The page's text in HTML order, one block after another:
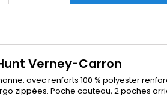
Verney-Carron
avec renforts 100 % polyester
zippées. Poche couteau, 2 poches